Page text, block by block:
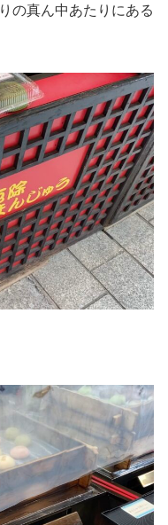
の真ん中あたりにある